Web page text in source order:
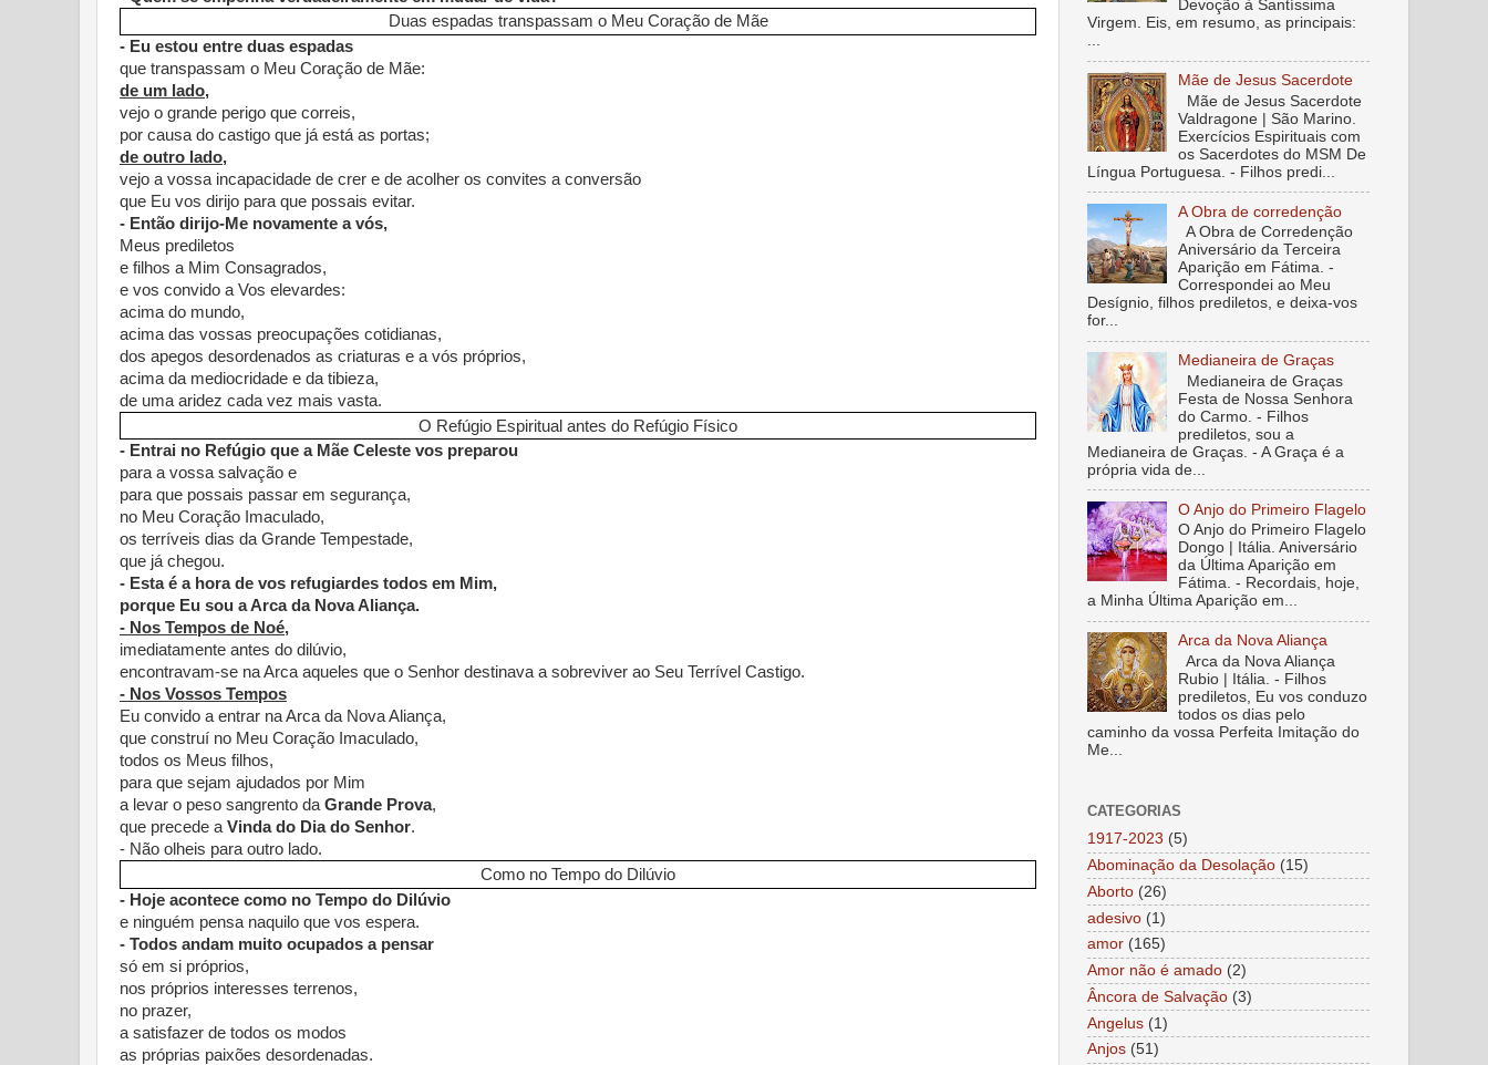
Duas espadas transpassam o Meu Coração de Mãe
- Eu estou entre duas espadas
que transpassam o Meu Coração de Mãe:
de um lado,
vejo o grande perigo que correis,
por causa do castigo que já está as portas;
de outro lado,
vejo a vossa incapacidade de crer e de acolher os convites a conversão
que Eu vos dirijo para que possais evitar.
- Então dirijo-Me novamente a vós,
Meus prediletos
e filhos a Mim Consagrados,
e vos convido a Vos elevardes:
acima do mundo,
acima das vossas preocupações cotidianas,
dos apegos desordenados as criaturas e a vós próprios,
acima da mediocridade e da tibieza,
de uma aridez cada vez mais vasta.
O Refúgio Espiritual antes do Refúgio Físico
- Entrai no Refúgio que a Mãe Celeste vos preparou
para a vossa salvação e
para que possais passar em segurança,
no Meu Coração Imaculado,
os terríveis dias da Grande Tempestade,
que já chegou.
- Esta é a hora de vos refugiardes todos em Mim,
porque Eu sou a Arca da Nova Aliança.
- Nos Tempos de Noé,
imediatamente antes do dilúvio,
encontravam-se na Arca aqueles que o Senhor destinava a sobreviver ao Seu Terrível Castigo.
- Nos Vossos Tempos
Eu convido a entrar na Arca da Nova Aliança,
que construí no Meu Coração Imaculado,
todos os Meus filhos,
para que sejam ajudados por Mim
a levar o peso sangrento daGrande Prova,
que precede aVinda do Dia do Senhor.
- Não olheis para outro lado.
Como no Tempo do Dilúvio
- Hoje acontece como no Tempo do Dilúvio
e ninguém pensa naquilo que vos espera.
- Todos andam muito ocupados a pensar
só em si próprios,
nos próprios interesses terrenos,
no prazer,
a satisfazer de todos os modos
as próprias paixões desordenadas.
Devoção à Santíssima
Virgem. Eis, em resumo, as principais:
...
Mãe de Jesus Sacerdote
Mãe de Jesus Sacerdote
Valdragone | São Marino.
Exercícios Espirituais com
os Sacerdotes do MSM De
Língua Portuguesa. - Filhos predi...
A Obra de corredenção
A Obra de Corredenção
Aniversário da Terceira
Aparição em Fátima. -
Correspondei ao Meu
Desígnio, filhos prediletos, e deixa-vos
for...
Medianeira de Graças
Medianeira de Graças
Festa de Nossa Senhora
do Carmo. - Filhos
prediletos, sou a
Medianeira de Graças. - A Graça é a
própria vida de...
O Anjo do Primeiro Flagelo
O Anjo do Primeiro Flagelo
Dongo | Itália. Aniversário
da Última Aparição em
Fátima. - Recordais, hoje,
a Minha Última Aparição em...
Arca da Nova Aliança
Arca da Nova Aliança
Rubio | Itália. - Filhos
prediletos, Eu vos conduzo
todos os dias pelo
caminho da vossa Perfeita Imitação do
Me...
CATEGORIAS
1917-2023 (5)
Abominação da Desolação (15)
Aborto (26)
adesivo (1)
amor (165)
Amor não é amado (2)
Âncora de Salvação (3)
Angelus (1)
Anjos (51)